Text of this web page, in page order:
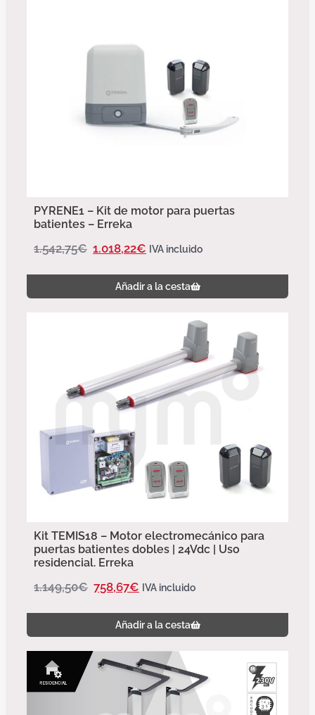
PYRENE1 – Kit de motor para puertas
batientes – Erreka
1.542,75€ 1.018,22€ IVA incluido
Añadir a la cesta
Kit TEMIS18 – Motor electromecánico para
puertas batientes dobles | 24Vdc | Uso
residencial. Erreka
1.149,50€ 758,67€ IVA incluido
Añadir a la cesta